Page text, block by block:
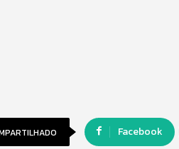
Facebook